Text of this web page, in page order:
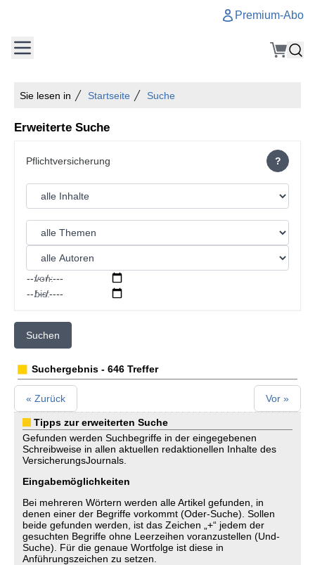
Premium-Abo
Sie lesen in Startseite Suche
Erweiterte Suche
?
von:
bis:
Suchen
Suchergebnis - 646 Treffer
« Zurück Vor »
Tipps zur erweiterten Suche
Gefunden werden Suchbegriffe in der eingegebenen
Schreibweise in allen aktuellen redaktionellen Inhalte des
VersicherungsJournals.
Eingabemöglichkeiten
Bei mehreren Wörtern werden alle Artikel gefunden, in
denen einer der Begriffe vorkommt (Oder-Suche). Sollen
beide gefunden werden, ist das Zeichen „+“ jedem der
gesuchten Begriffe ohne Leerzeihen voranzustellen (Und-
Suche). Für die genaue Wortfolge ist diese in
Anführungszeichen zu setzen.